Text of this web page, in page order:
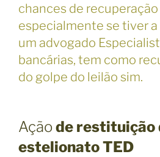
chances de
especialmente se tiver
um advogado
bancárias, tem como
do golpe do leilão sim.
Açãode restituição
estelionato TED